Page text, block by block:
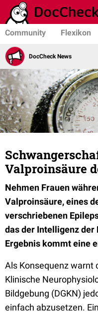
Community Flexikon
DocCheck News
Valproinsäure
Nehmen Frauen
Valproinsäure, eines
verschriebenen
das der Intelligenz
Ergebnis kommt eine
Als Konsequenz warnt
Klinische
Bildgebung (DGKN)
einfach abzusetzen.